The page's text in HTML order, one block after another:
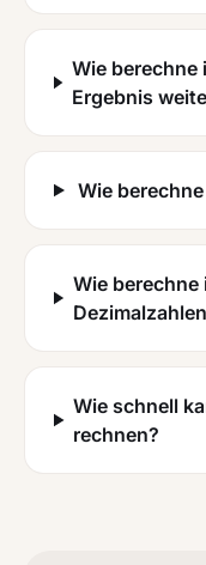
Wie berechne
Ergebnis
Wie
Wie berechne
Wie schnell
rechnen?